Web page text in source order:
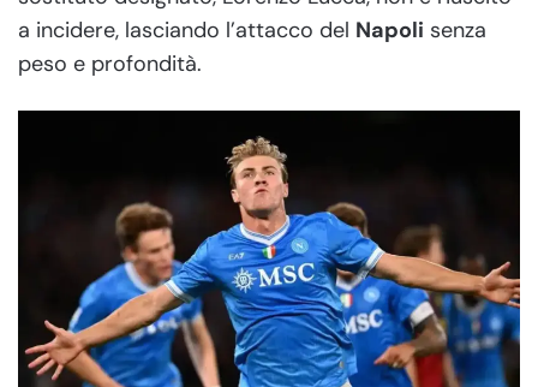
a incidere, lasciando l’attacco del Napoli senza
peso e profondità.